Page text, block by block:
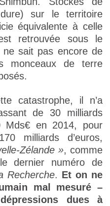
sur le territoire
équivalente à celle
retrouvée sous le
ne sait pas encore de
monceaux de terre
catastrophe, il n’a
de 30 milliards
Mds€ en 2014, pour
milliards d’euros,
Zélande », comme
dernier numéro de
Recherche. Et on ne
mal mesuré –
dues à